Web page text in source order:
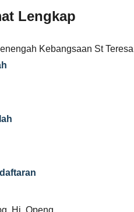
Lengkap
Kebangsaan St Teresa
Hj. Openg